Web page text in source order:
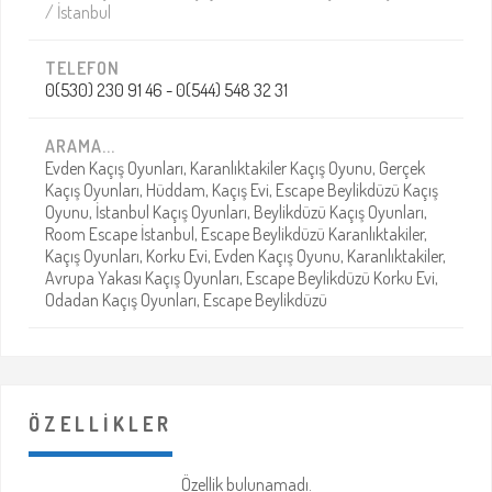
sebep olmuştur. Hastalıklarının dışında belirtiler
aynı tepkileri vermeye, tuhaf refleksler göstermeye
Tedavi yöntemlerini tamamiyle değiştirmek
durumunda kalan hastahane çalışanlarında ve
yönetiminde de krizler ve ölümler görünmeye
başlamıştı.Hastahanede kalan hastaların
yakınlarına ulaşılamadığı için ve belgelerin yetersiz
olması sebebiyle araştırma yarım bırakılarak dosya
kapatılmıştır.
Not : Oyuna özel araç ile gelen arkadaşların kullana
bileceği otoparkımız mevcuttur.
/ İstanbul
TELEFON
0(530) 230 91 46 - 0(544) 548 32 31
ARAMA...
Evden Kaçış Oyunları, Karanlıktakiler Kaçış Oyunu, Gerçek
Kaçış Oyunları, Hüddam, Kaçış Evi, Escape Beylikdüzü Kaçış
Oyunu, İstanbul Kaçış Oyunları, Beylikdüzü Kaçış Oyunları,
Room Escape İstanbul, Escape Beylikdüzü Karanlıktakiler,
Kaçış Oyunları, Korku Evi, Evden Kaçış Oyunu, Karanlıktakiler,
Avrupa Yakası Kaçış Oyunları, Escape Beylikdüzü Korku Evi,
Odadan Kaçış Oyunları, Escape Beylikdüzü
ÖZELLIKLER
Özellik bulunamadı.